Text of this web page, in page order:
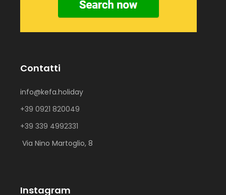
Contatti
info@kefa.holiday
+39 0921 820049
+39 339 4992331
Via Nino Martoglio, 8
Instagram